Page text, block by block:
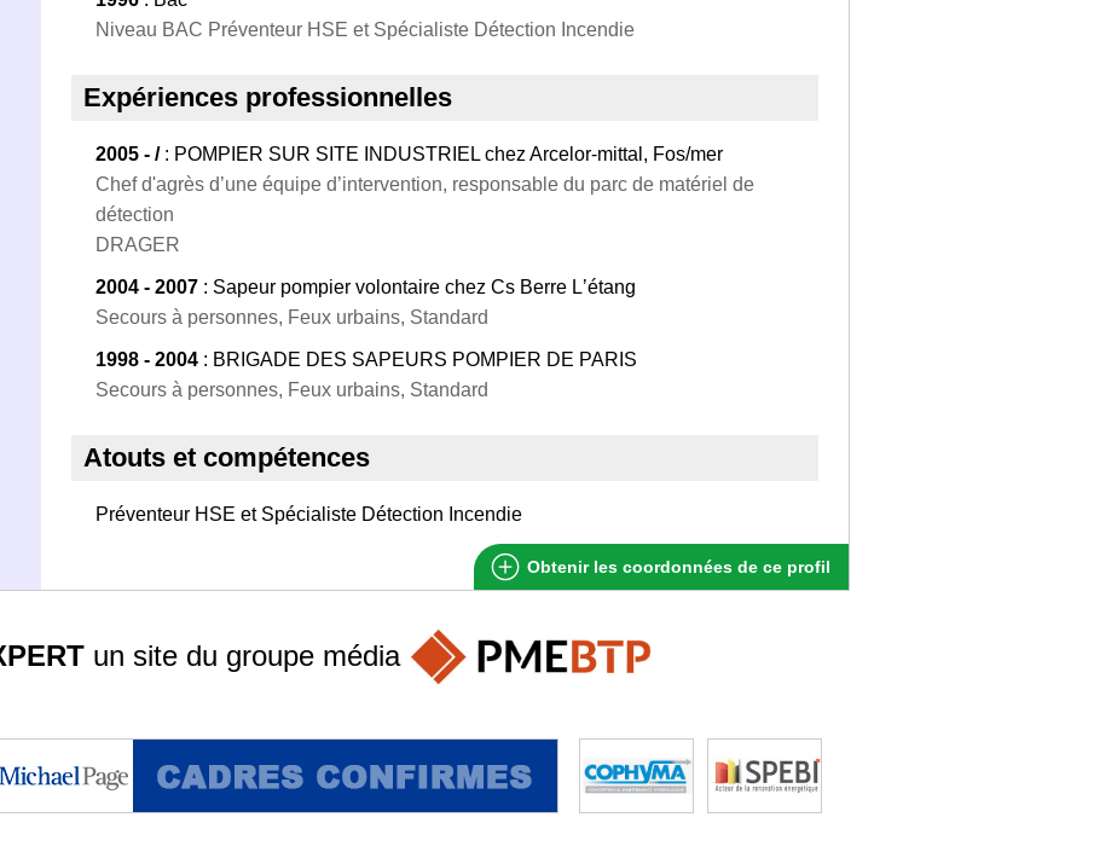
Niveau BAC Préventeur HSE et Spécialiste Détection Incendie
Expériences professionnelles
2005 - /: POMPIER SUR SITE INDUSTRIEL chez Arcelor-mittal, Fos/mer
Chef d'agrès d’une équipe d’intervention, responsable du parc de matériel de
détection
DRAGER
2004 - 2007 : Sapeur pompier volontaire chez Cs Berre Lʼétang
Secours à personnes, Feux urbains, Standard
1998 - 2004 : BRIGADE DES SAPEURS POMPIER DE PARIS
Secours à personnes, Feux urbains, Standard
Atouts et compétences
Préventeur HSE et Spécialiste Détection Incendie
Obtenir les coordonnées de ce profil
un site du groupe média